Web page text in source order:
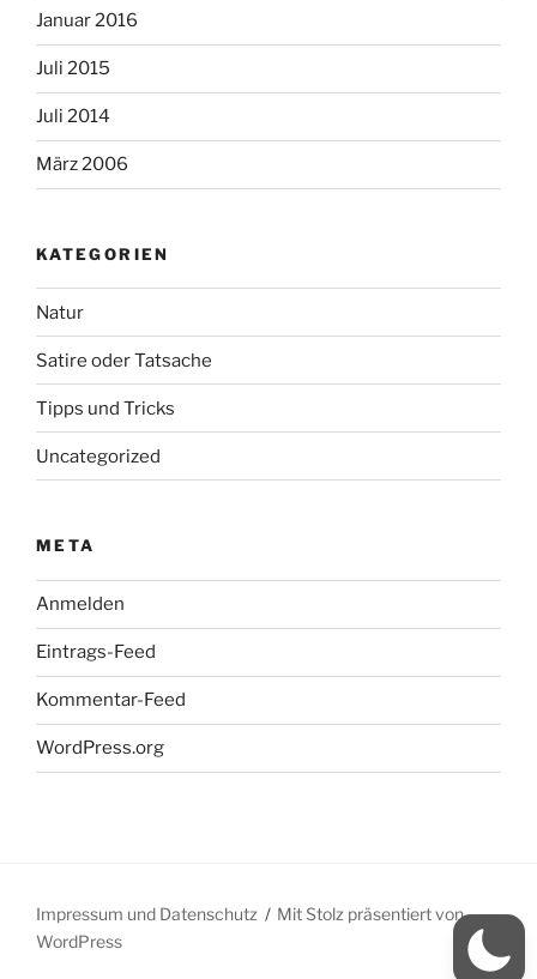
Januar 2016
Juli 2015
Juli 2014
März 2006
KATEGORIEN
Natur
Satire oder Tatsache
Tipps und Tricks
Uncategorized
META
Anmelden
Eintrags-Feed
Kommentar-Feed
WordPress.org
Impressum und Datenschutz
Mit Stolz präsentiert von
WordPress